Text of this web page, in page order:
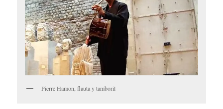
Pierre Hamon, flauta y tamboril